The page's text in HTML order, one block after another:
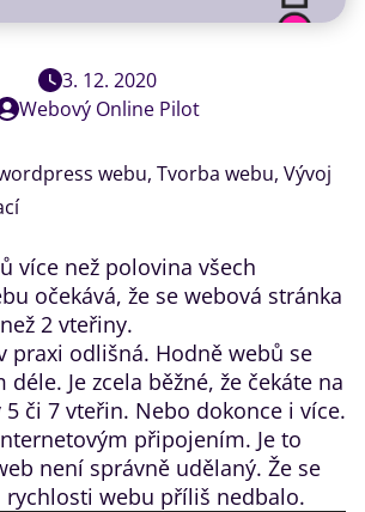
3. 12. 2020
Webový Online Pilot
webu, Tvorba webu, Vývoj
více než polovina všech
očekává, že se webová stránka
2 vteřiny.
praxi odlišná. Hodně webů se
Je zcela běžné, že čekáte na
či 7 vteřin. Nebo dokonce i více.
připojením. Je to
není správně udělaný. Že se
webu příliš nedbalo.